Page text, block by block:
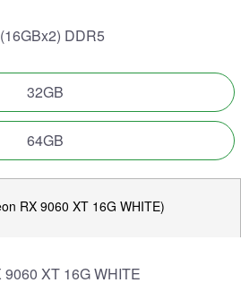
DDR5
32GB
64GB
RX 9060 XT 16G WHITE)
XT 16G WHITE